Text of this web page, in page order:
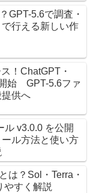
GPT-5.6で調査・
行える新しい作
！ChatGPT・
始 GPT-5.6ファ
提供へ
ル v3.0.0 を公開
ル方法と使い方
は？Sol・Terra・
やすく解説